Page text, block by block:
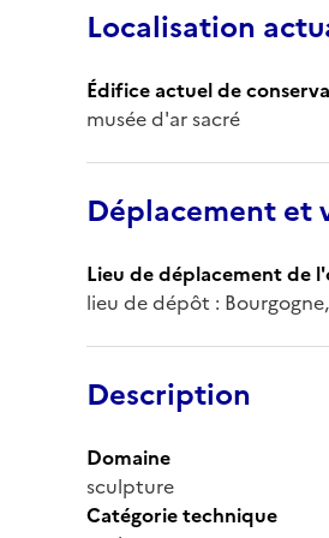
Localisation
Édifice actuel de
musée d'ar sacré
Déplacement et
Lieu de déplacement de
lieu de dépôt :
Description
Domaine
sculpture
Catégorie technique